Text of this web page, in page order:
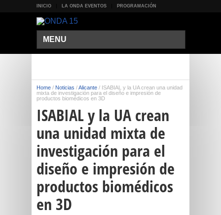
INICIO LA ONDA EVENTOS PROGRAMACIÓN
MENU
Home / Noticias /Alicante / ISABIAL y la UA crean una unidad
mixta de investigación para el diseño e impresión de
productos biomédicos en 3D
ISABIAL y la UA crean
una unidad mixta de
investigación para el
diseño e impresión de
productos biomédicos
en 3D